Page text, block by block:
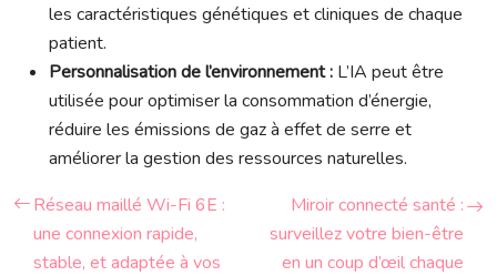
les caractéristiques génétiques et cliniques de chaque
patient.
Personnalisation de l’environnement : L’IA peut être
utilisée pour optimiser la consommation d’énergie,
réduire les émissions de gaz à effet de serre et
améliorer la gestion des ressources naturelles.
Réseau maillé Wi-Fi 6E :
une connexion rapide,
stable, et adaptée à vos
Miroir connecté santé :
surveillez votre bien-être
en un coup d’œil chaque